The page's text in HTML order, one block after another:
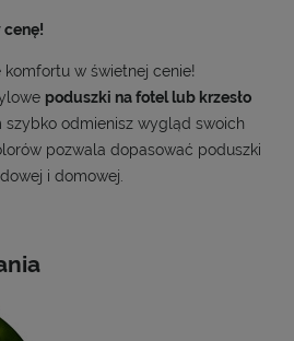
cenę!
w świetnej cenie!
poduszki na fotel lub krzesło
szybko odmienisz wygląd swoich
pozwala dopasować poduszki
i domowej.